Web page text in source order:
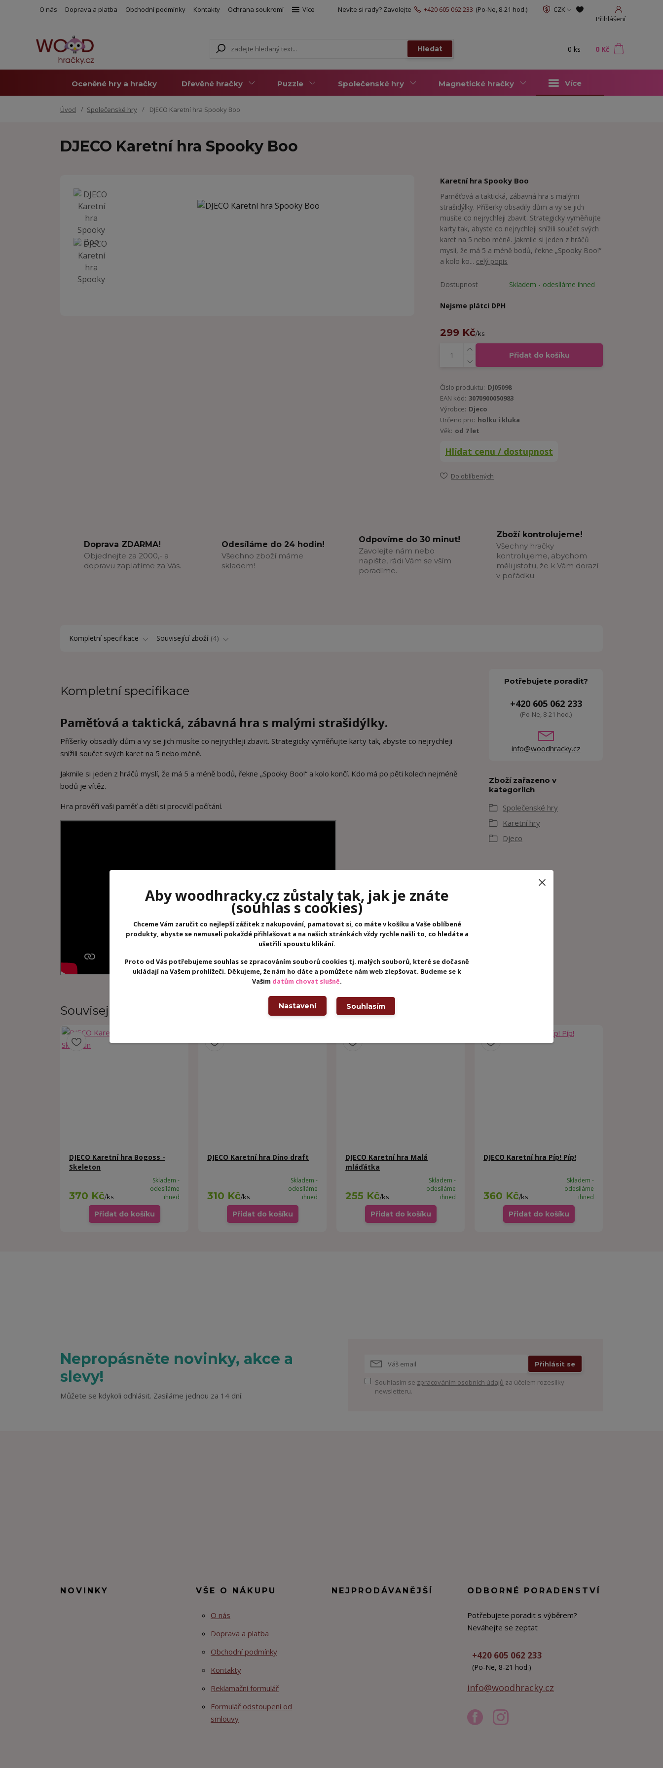
O nás Doprava a platba Obchodní podmínky Kontakty Ochrana soukromí Více
CZK
Přihlášení
Hledat
Nevíte si rady? Zavolejte +420 605 062 233 (Po-Ne, 8-21 hod.)
0 ks 0 Kč
Oceněné hry a hračky Dřevěné hračky Puzzle Společenské hry Magnetické hračky Více
Úvod Společenské hry DJECO Karetní hra Spooky Boo
DJECO Karetní hra Spooky Boo
Karetní hra Spooky Boo
Paměťová a taktická, zábavná hra s malými
strašidýlky. Příšerky obsadily dům a vy se jich
musíte co nejrychleji zbavit. Strategicky vyměňujte
karty tak, abyste co nejrychleji snížili součet svých
karet na 5 nebo méně. Jakmile si jeden z hráčů
myslí, že má 5 a méně bodů, řekne „Spooky Boo!“
a kolo ko... celý popis
Dostupnost Skladem - odesíláme ihned
Nejsme plátci DPH
299 Kč/ks
Přidat do košíku
Číslo produktu: DJ05098
EAN kód: 3070900050983
Výrobce: Djeco
Určeno pro: holku i kluka
Věk: od 7 let
Hlídat cenu / dostupnost
Do oblíbených
Doprava ZDARMA!
Objednejte za 2000,- a
dopravu zaplatíme za Vás.
Odesíláme do 24 hodin!
Všechno zboží máme
skladem!
Odpovíme do 30 minut!
Zavolejte nám nebo
napište, rádi Vám se vším
poradíme.
Zboží kontrolujeme!
Všechny hračky
kontrolujeme, abychom
měli jistotu, že k Vám dorazí
v pořádku.
Kompletní specifikace Související zboží 4
Kompletní specifikace
Paměťová a taktická, zábavná hra s malými strašidýlky.
Příšerky obsadily dům a vy se jich musíte co nejrychleji zbavit. Strategicky vyměňujte karty tak, abyste co nejrychleji
snížili součet svých karet na 5 nebo méně.
Jakmile si jeden z hráčů myslí, že má 5 a méně bodů, řekne „Spooky Boo!“ a kolo končí. Kdo má po pěti kolech nejméně
bodů je vítěz.
Hra prověří vaši paměť a děti si procvičí počítání.
Potřebujete poradit?
+420 605 062 233
(Po-Ne, 8-21 hod.)
info@woodhracky.cz
Zboží zařazeno v
kategoriích
Společenské hry
Karetní hry
Djeco
Související zboží
DJECO Karetní hra Bogoss -
Skeleton
370 Kč/ks
Skladem -
odesíláme
ihned
Přidat do košíku
DJECO Karetní hra Dino draft
310 Kč/ks
Skladem -
odesíláme
ihned
Přidat do košíku
DJECO Karetní hra Malá
mláďátka
255 Kč/ks
Skladem -
odesíláme
ihned
Přidat do košíku
DJECO Karetní hra Píp! Píp!
360 Kč/ks
Skladem -
odesíláme
ihned
Přidat do košíku
Nepropásněte novinky, akce a
slevy!
Můžete se kdykoli odhlásit. Zasíláme jednou za 14 dní.
Přihlásit se
Souhlasím se zpracováním osobních údajů za účelem rozesílky
newsletteru.
NOVINKY VŠE O NÁKUPU
O nás
Doprava a platba
Obchodní podmínky
Kontakty
Reklamační formulář
Formulář odstoupení od
smlouvy
NEJPRODÁVANĚJŠÍ ODBORNÉ PORADENSTVÍ
Potřebujete poradit s výběrem?
Neváhejte se zeptat
+420 605 062 233
(Po-Ne, 8-21 hod.)
info@woodhracky.cz
Aby woodhracky.cz zůstaly tak, jak je znáte
(souhlas s cookies)
Chceme Vám zaručit co nejlepší zážitek z nakupování, pamatovat si, co máte v košíku a Vaše oblíbené
produkty, abyste se nemuseli pokaždé přihlašovat a na našich stránkách vždy rychle našli to, co hledáte a
ušetřili spoustu klikání.
Proto od Vás potřebujeme souhlas se zpracováním souborů cookies tj. malých souborů, které se dočasně
ukládají na Vašem prohlížeči. Děkujeme, že nám ho dáte a pomůžete nám web zlepšovat. Budeme se k
Vašim datům chovat slušně.
Nastavení Souhlasím